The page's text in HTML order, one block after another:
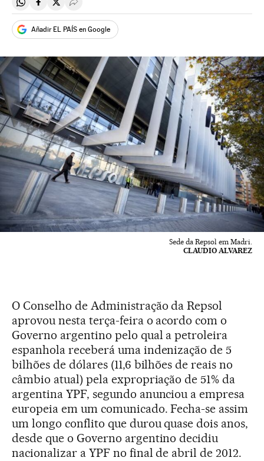
Compartir en Whatsapp
Compartir en Facebook
Compartir en Twitter
Desplegar Redes Sociales
Añadir EL PAÍS en Google
Sede da Repsol em Madri.
CLAUDIO ALVAREZ
O Conselho de Administração da Repsol
aprovou nesta terça-feira o acordo com o
Governo argentino pelo qual a petroleira
espanhola receberá uma indenização de 5
bilhões de dólares (11,6 bilhões de reais no
câmbio atual) pela expropriação de 51% da
argentina YPF, segundo anunciou a empresa
europeia em um comunicado. Fecha-se assim
um longo conflito que durou quase dois anos,
desde que o Governo argentino decidiu
nacionalizar a YPF no final de abril de 2012.